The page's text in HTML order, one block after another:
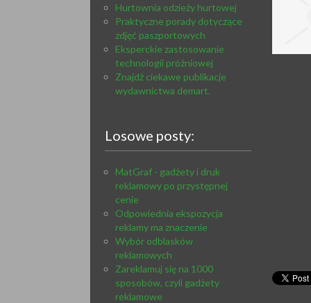
Hurtownia odzieży hurtowej
Praktyczne porady dotyczące
zdjęć paszportowych
Eksperckie zastosowanie
technologii próżniowej
Znajdź ciekawe publikacje
wydawnictwa demart.
Losowe posty:
MatGraf - gadżety i druk
reklamowy po przystępnej
cenie
Odpowiednia ekspozycja
reklamy ma znaczenie
Wybór odblasków
reklamowych
Zareklamuj się na 1000
sposobów, czyli gadżety
reklamowe